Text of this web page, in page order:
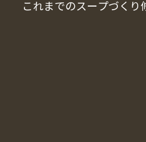
これまでのスープづくり